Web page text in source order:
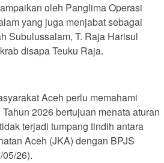
oleh Panglima Operasi
yang juga menjabat sebagai
Subulussalam, T. Raja Harisul
disapa Teuku Raja.
Aceh perlu memahami
2026 bertujuan menata aturan
terjadi tumpang tindih antara
Aceh (JKA) dengan BPJS
26).